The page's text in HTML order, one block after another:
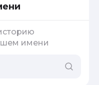
имени